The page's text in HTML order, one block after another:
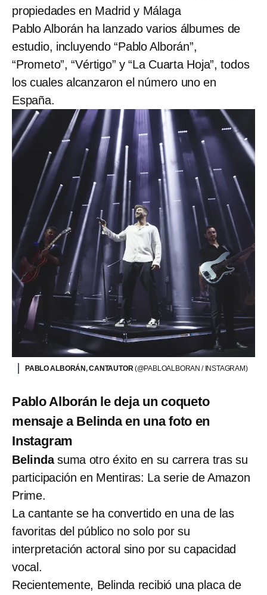
propiedades en Madrid y Málaga
Pablo Alborán ha lanzado varios álbumes de
estudio, incluyendo “Pablo Alborán”,
“Prometo”, “Vértigo” y “La Cuarta Hoja”, todos
los cuales alcanzaron el número uno en
España.
PABLO ALBORÁN, CANTAUTOR(@PABLOALBORAN / INSTAGRAM)
Pablo Alborán le deja un coqueto
mensaje a Belinda en una foto en
Instagram
Belindasuma otro éxito en su carrera tras su
participación en Mentiras: La serie de Amazon
Prime.
La cantante se ha convertido en una de las
favoritas del público no solo por su
interpretación actoral sino por su capacidad
vocal.
Recientemente, Belinda recibió una placa de